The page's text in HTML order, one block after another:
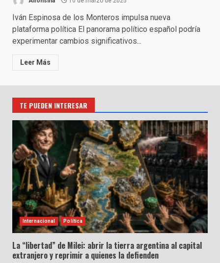
Iván Espinosa de los Monteros impulsa nueva
plataforma política El panorama político español podría
experimentar cambios significativos...
Leer Más
TE PUEDEN INTERESAR
Internacional Política
La “libertad” de Milei: abrir la tierra argentina al capital
extranjero y reprimir a quienes la defienden